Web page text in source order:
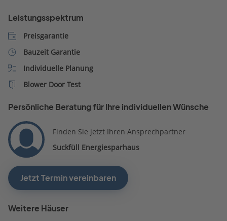
Leistungsspektrum
Preisgarantie
Bauzeit Garantie
Individuelle Planung
Blower Door Test
Persönliche Beratung für Ihre individuellen Wünsche
Finden Sie jetzt Ihren Ansprechpartner
Suckfüll Energiesparhaus
Jetzt Termin vereinbaren
Weitere Häuser